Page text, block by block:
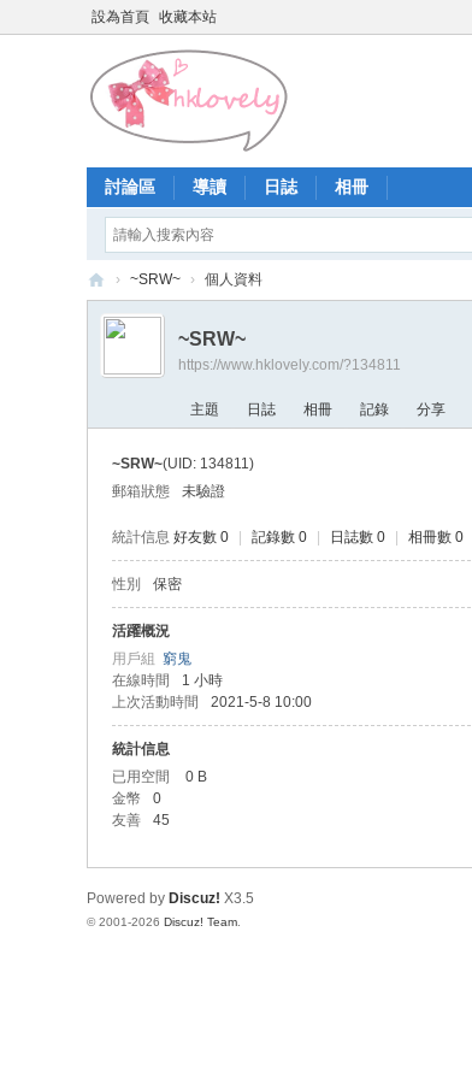
設為首頁 收藏本站
討論區 導讀 日誌 相冊
香
少
› ~SRW~ › 個人資料
~SRW~
https://www.hklovely.com/?134811
主題 日誌 相冊 記錄 分享
~SRW~(UID: 134811)
郵箱狀態
未驗證
統計信息 好友數 0 記錄數 0 日誌數 0 相冊數 0
性別 保密
活躍概況
用戶組 窮鬼
在線時間
1 小時
上次活動時間
2021-5-8 10:00
統計信息
已用空間
0 B
金幣
0
友善
45
Powered by Discuz! X3.5
© 2001-2026 Discuz! Team